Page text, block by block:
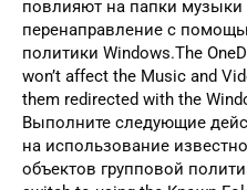
повлияют на папки
перенаправление с
политики Windows.The
won’t affect the Music and
them redirected with the
Выполните следующие
на использование
объектов групповой